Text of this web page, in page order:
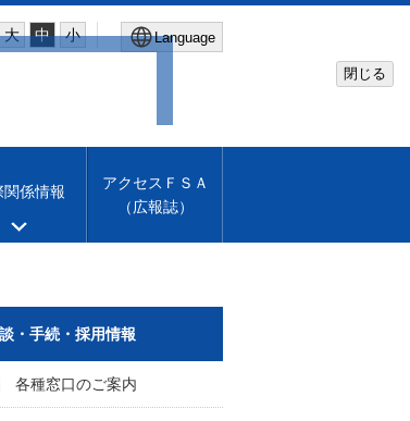
大 中 小 Language
translation
閉じる
関係情報
アクセスＦＳＡ
（広報誌）
・手続・採用情報
各種窓口のご案内